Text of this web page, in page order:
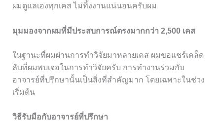
ผมดูแลเองทุกเคส ไม่ทิ้งงานแน่นอนครับผม
มุมมองจากผมที่มีประสบการณ์ตรงมากกว่า 2,500 เคส
ในฐานะที่ผมผ่านการทำวิจัยมาหลายเคส ผมขอแชร์เคล็ด
ลับที่ผมพบเจอในการทำวิจัยครับ การทำงานร่วมกับ
อาจารย์ที่ปรึกษานั้นเป็นสิ่งที่สำคัญมาก โดยเฉพาะในช่วง
เริ่มต้น
วิธีรับมือกับอาจารย์ที่ปรึกษา